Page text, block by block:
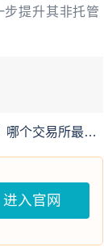
提升其非托管
哪个交易所最好
进入官网